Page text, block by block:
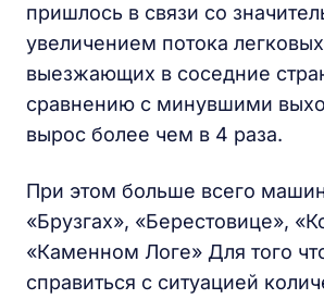
пришлось в связи со
увеличением потока
выезжающих в соседние
сравнению с минувшими
вырос более чем в 4 раза.
При этом больше всего
«Брузгах», «Берестовице»,
«Каменном Логе» Для того
справиться с ситуацией